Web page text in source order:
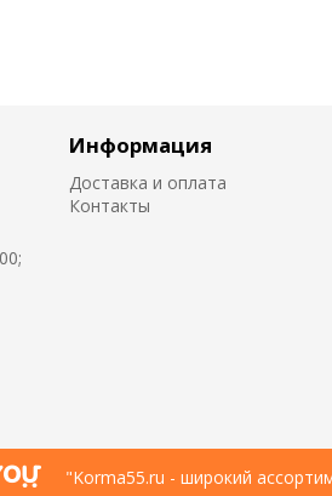
Информация
Доставка и оплата
Контакты
"Korma55.ru - широкий